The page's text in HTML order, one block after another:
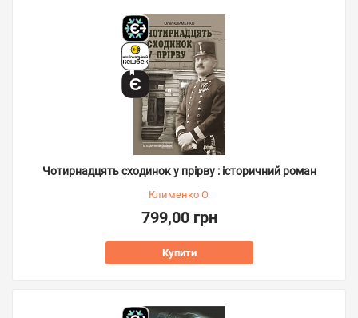
Чотирнадцять сходинок у прірву : історичний роман
Клименко О.
799,00 грн
Купити